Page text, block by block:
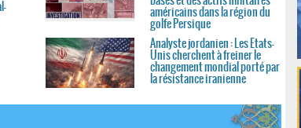
américains dans la région du
golfe Persique
Analyste jordanien : Les Etats-
Unis cherchent à freiner le
changement mondial porté par
la résistance iranienne